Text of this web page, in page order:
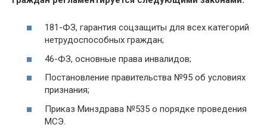
181-ФЗ, гарантия соцзащиты для всех категорий
нетрудоспособных граждан;
46-ФЗ, основные права инвалидов;
Постановление правительства №95 об условиях
признания;
Приказ Минздрава №535 о порядке проведения
МСЭ.